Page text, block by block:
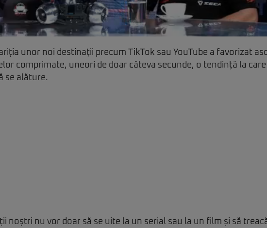
unor noi destinații precum TikTok sau YouTube a favorizat
comprimate, uneori de doar câteva secunde, o tendință la
se alăture.
noștri nu vor doar să se uite la un serial sau la un film și să